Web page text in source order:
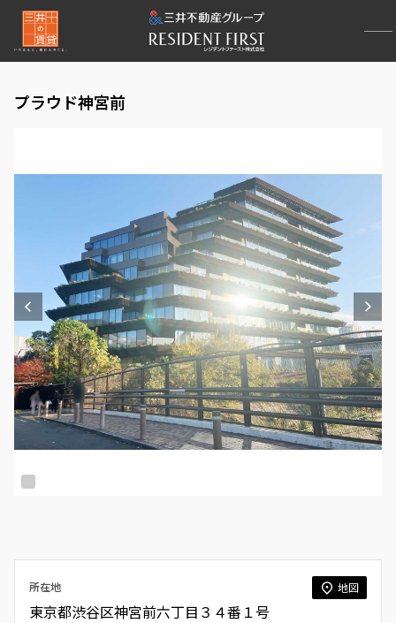
プラウド神宮前
所在地 地図
東京都渋谷区神宮前六丁目３４番１号